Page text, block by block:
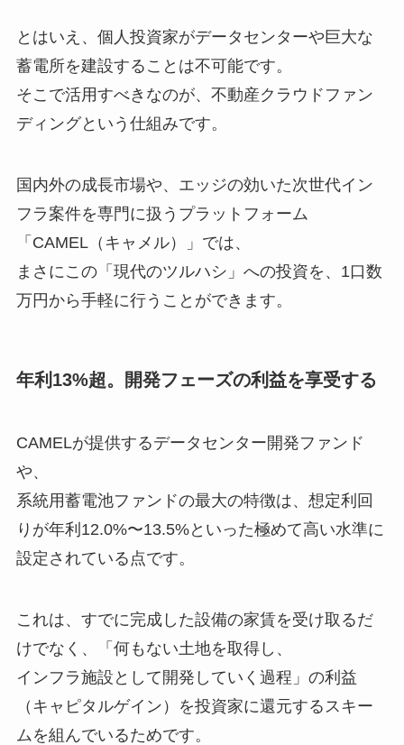
とはいえ、個人投資家がデータセンターや巨大な
蓄電所を建設することは不可能です。
そこで活用すべきなのが、不動産クラウドファン
ディングという仕組みです。
国内外の成長市場や、エッジの効いた次世代イン
フラ案件を専門に扱うプラットフォーム
「CAMEL（キャメル）」では、
まさにこの「現代のツルハシ」への投資を、1口数
万円から手軽に行うことができます。
年利13%超。開発フェーズの利益を享受する
CAMELが提供するデータセンター開発ファンド
や、
系統用蓄電池ファンドの最大の特徴は、想定利回
りが年利12.0%〜13.5%といった極めて高い水準に
設定されている点です。
これは、すでに完成した設備の家賃を受け取るだ
けでなく、「何もない土地を取得し、
インフラ施設として開発していく過程」の利益
（キャピタルゲイン）を投資家に還元するスキー
ムを組んでいるためです。